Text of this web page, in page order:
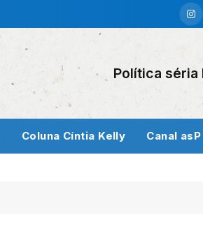
Política séria
Coluna Cíntia Kelly Canal asP